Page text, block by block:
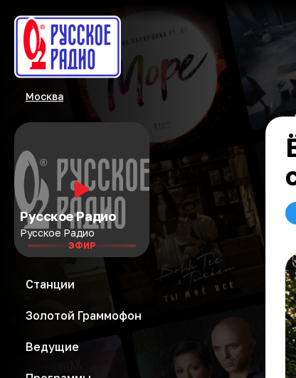
Москва
Русское Радио
Русское Радио
ЭФИР
Станции
Золотой Граммофон
Ведущие